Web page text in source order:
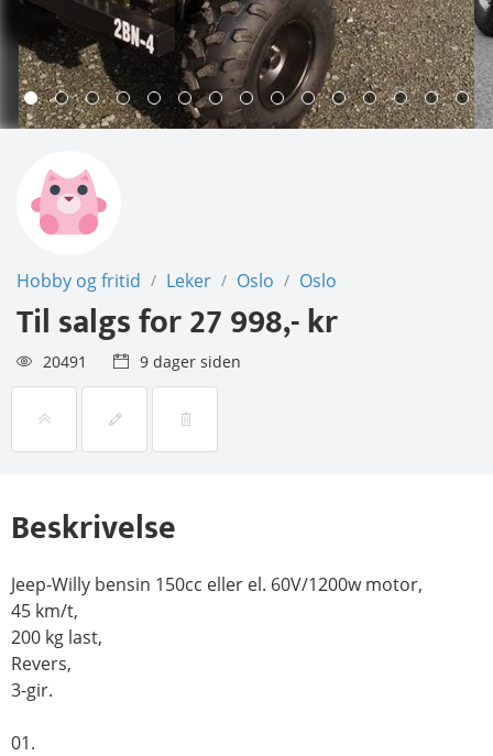
Hobby og fritid / Leker / Oslo / Oslo
Til salgs for27 998,- kr
20491 9 dager siden
Beskrivelse
Jeep-Willy bensin 150cc eller el. 60V/1200w motor,
45 km/t,
200 kg last,
Revers,
3-gir.
01.